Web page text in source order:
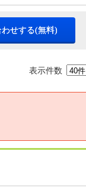
せする(無料)
表示件数